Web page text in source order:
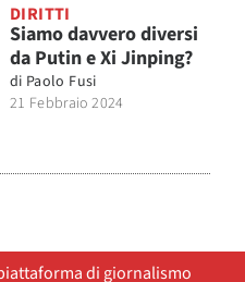
DIRITTI
Siamo davvero diversi
da Putin e Xi Jinping?
di Paolo Fusi
21 Febbraio 2024
di giornalismo